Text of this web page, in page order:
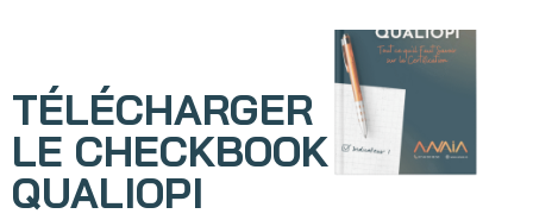
TÉLÉCHARGER
LE CHECKBOOK
QUALIOPI